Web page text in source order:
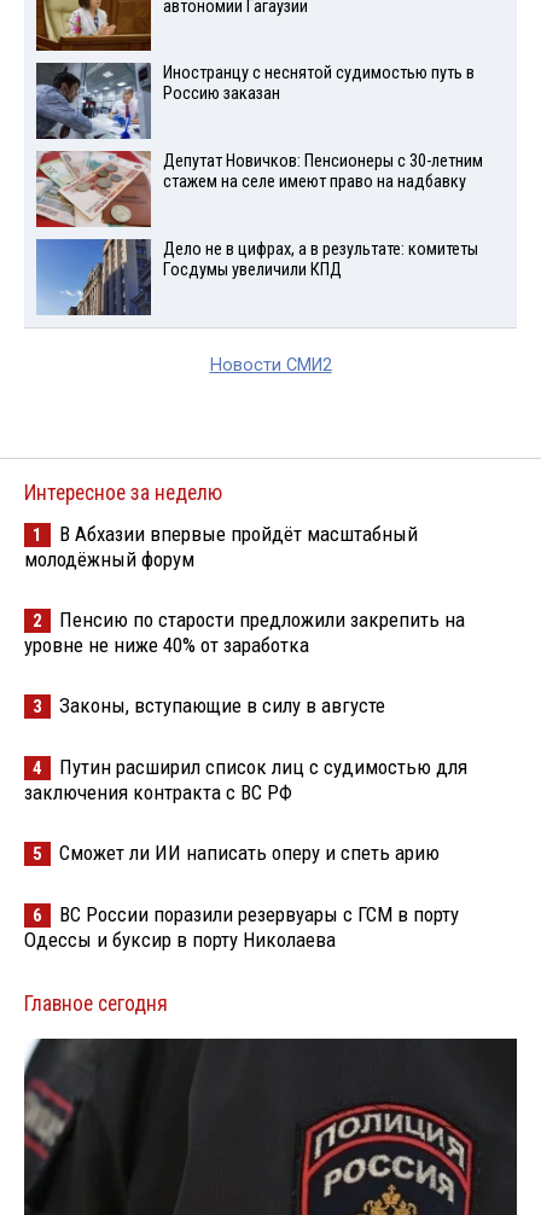
автономии Гагаузии
Иностранцу с неснятой судимостью путь в
Россию заказан
Депутат Новичков: Пенсионеры с 30-летним
стажем на селе имеют право на надбавку
Дело не в цифрах, а в результате: комитеты
Госдумы увеличили КПД
Новости СМИ2
Интересное за неделю
1
В Абхазии впервые пройдёт масштабный
молодёжный форум
2
Пенсию по старости предложили закрепить на
уровне не ниже 40% от заработка
3 Законы, вступающие в силу в августе
4
Путин расширил список лиц с судимостью для
заключения контракта с ВС РФ
5 Сможет ли ИИ написать оперу и спеть арию
6
ВС России поразили резервуары с ГСМ в порту
Одессы и буксир в порту Николаева
Главное сегодня